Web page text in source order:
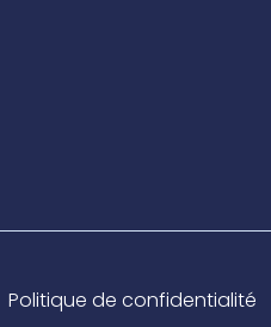
Politique de confidentialité